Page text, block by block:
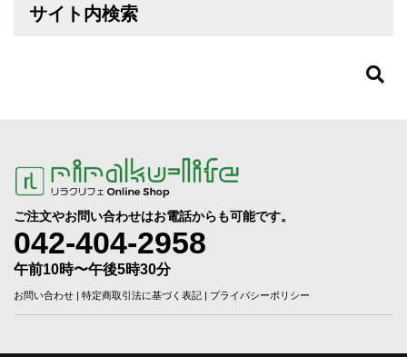
サイト内検索
ご注文やお問い合わせはお電話からも可能です。
042-404-2958
午前10時〜午後5時30分
お問い合わせ| 特定商取引法に基づく表記| プライバシーポリシー